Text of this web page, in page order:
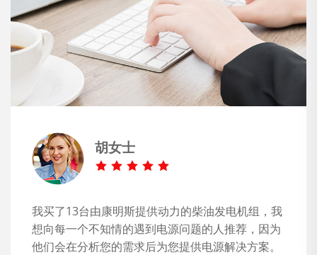
胡女士
我买了13台由康明斯提供动力的柴油发电机组，我
想向每一个不知情的遇到电源问题的人推荐，因为
他们会在分析您的需求后为您提供电源解决方案。